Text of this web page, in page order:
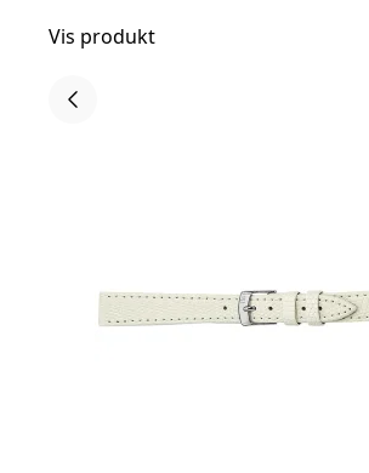
Vis produkt